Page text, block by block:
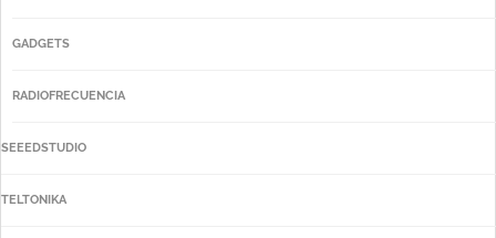
GADGETS
RADIOFRECUENCIA
SEEEDSTUDIO
TELTONIKA